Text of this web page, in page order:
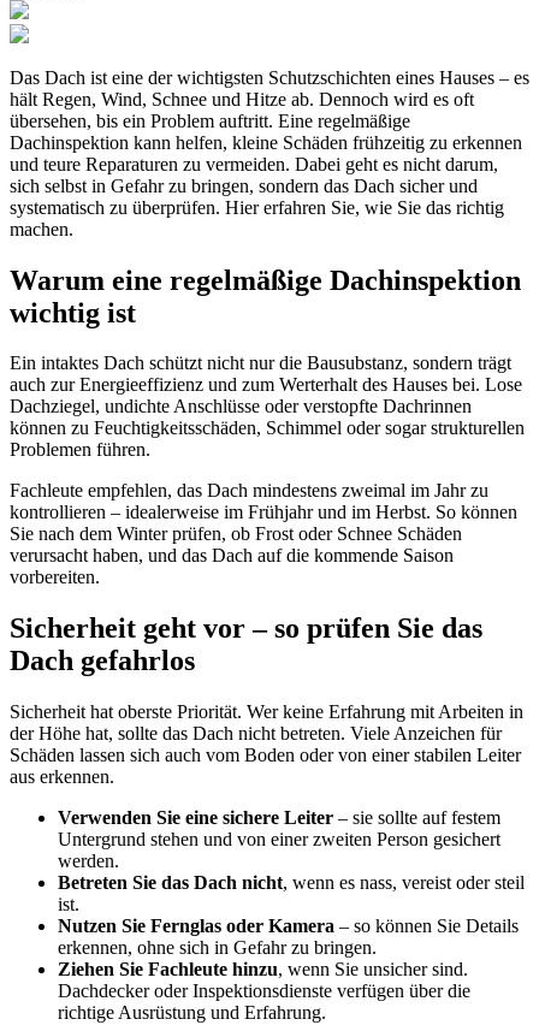
Das Dach ist eine der wichtigsten Schutzschichten eines Hauses – es
hält Regen, Wind, Schnee und Hitze ab. Dennoch wird es oft
übersehen, bis ein Problem auftritt. Eine regelmäßige
Dachinspektion kann helfen, kleine Schäden frühzeitig zu erkennen
und teure Reparaturen zu vermeiden. Dabei geht es nicht darum,
sich selbst in Gefahr zu bringen, sondern das Dach sicher und
systematisch zu überprüfen. Hier erfahren Sie, wie Sie das richtig
machen.
Warum eine regelmäßige Dachinspektion
wichtig ist
Ein intaktes Dach schützt nicht nur die Bausubstanz, sondern trägt
auch zur Energieeffizienz und zum Werterhalt des Hauses bei. Lose
Dachziegel, undichte Anschlüsse oder verstopfte Dachrinnen
können zu Feuchtigkeitsschäden, Schimmel oder sogar strukturellen
Problemen führen.
Fachleute empfehlen, das Dach mindestens zweimal im Jahr zu
kontrollieren – idealerweise im Frühjahr und im Herbst. So können
Sie nach dem Winter prüfen, ob Frost oder Schnee Schäden
verursacht haben, und das Dach auf die kommende Saison
vorbereiten.
Sicherheit geht vor – so prüfen Sie das
Dach gefahrlos
Sicherheit hat oberste Priorität. Wer keine Erfahrung mit Arbeiten in
der Höhe hat, sollte das Dach nicht betreten. Viele Anzeichen für
Schäden lassen sich auch vom Boden oder von einer stabilen Leiter
aus erkennen.
Verwenden Sie eine sichere Leiter – sie sollte auf festem
Untergrund stehen und von einer zweiten Person gesichert
werden.
Betreten Sie das Dach nicht, wenn es nass, vereist oder steil
ist.
Nutzen Sie Fernglas oder Kamera – so können Sie Details
erkennen, ohne sich in Gefahr zu bringen.
Ziehen Sie Fachleute hinzu, wenn Sie unsicher sind.
Dachdecker oder Inspektionsdienste verfügen über die
richtige Ausrüstung und Erfahrung.